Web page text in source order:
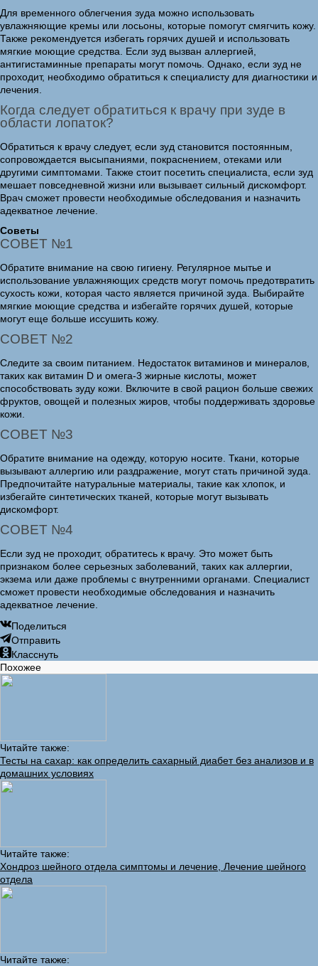
Для временного облегчения зуда можно использовать
увлажняющие кремы или лосьоны, которые помогут смягчить кожу.
Также рекомендуется избегать горячих душей и использовать
мягкие моющие средства. Если зуд вызван аллергией,
антигистаминные препараты могут помочь. Однако, если зуд не
проходит, необходимо обратиться к специалисту для диагностики и
лечения.
Когда следует обратиться к врачу при зуде в
области лопаток?
Обратиться к врачу следует, если зуд становится постоянным,
сопровождается высыпаниями, покраснением, отеками или
другими симптомами. Также стоит посетить специалиста, если зуд
мешает повседневной жизни или вызывает сильный дискомфорт.
Врач сможет провести необходимые обследования и назначить
адекватное лечение.
Советы
СОВЕТ №1
Обратите внимание на свою гигиену. Регулярное мытье и
использование увлажняющих средств могут помочь предотвратить
сухость кожи, которая часто является причиной зуда. Выбирайте
мягкие моющие средства и избегайте горячих душей, которые
могут еще больше иссушить кожу.
СОВЕТ №2
Следите за своим питанием. Недостаток витаминов и минералов,
таких как витамин D и омега-3 жирные кислоты, может
способствовать зуду кожи. Включите в свой рацион больше свежих
фруктов, овощей и полезных жиров, чтобы поддерживать здоровье
кожи.
СОВЕТ №3
Обратите внимание на одежду, которую носите. Ткани, которые
вызывают аллергию или раздражение, могут стать причиной зуда.
Предпочитайте натуральные материалы, такие как хлопок, и
избегайте синтетических тканей, которые могут вызывать
дискомфорт.
СОВЕТ №4
Если зуд не проходит, обратитесь к врачу. Это может быть
признаком более серьезных заболеваний, таких как аллергии,
экзема или даже проблемы с внутренними органами. Специалист
сможет провести необходимые обследования и назначить
адекватное лечение.
Поделиться
Отправить
Класснуть
Похожее
Читайте также:
Тесты на сахар: как определить сахарный диабет без анализов и в
домашних условиях
Читайте также:
Хондроз шейного отдела симптомы и лечение, Лечение шейного
отдела
Читайте также: